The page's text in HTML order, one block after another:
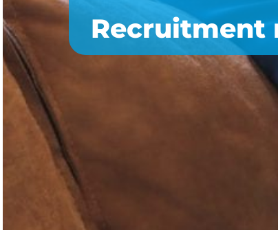
Recruitment